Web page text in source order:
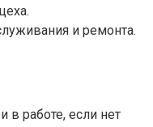
и ремонта.
в работе, если нет